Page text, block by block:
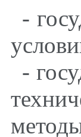
-
-